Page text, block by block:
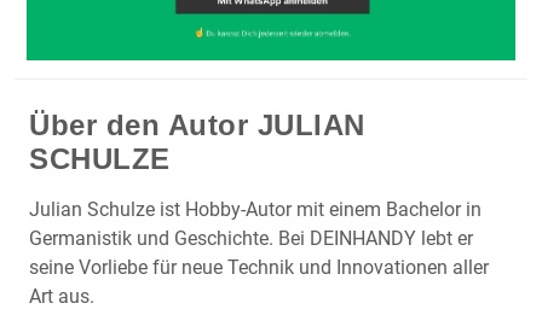
Über den Autor JULIAN
SCHULZE
Julian Schulze ist Hobby-Autor mit einem Bachelor in
Germanistik und Geschichte. Bei DEINHANDY lebt er
seine Vorliebe für neue Technik und Innovationen aller
Art aus.